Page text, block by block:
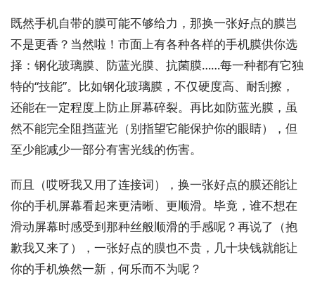
既然手机自带的膜可能不够给力，那换一张好点的膜岂
不是更香？当然啦！市面上有各种各样的手机膜供你选
择：钢化玻璃膜、防蓝光膜、抗菌膜……每一种都有它独
特的“技能”。比如钢化玻璃膜，不仅硬度高、耐刮擦，
还能在一定程度上防止屏幕碎裂。再比如防蓝光膜，虽
然不能完全阻挡蓝光（别指望它能保护你的眼睛），但
至少能减少一部分有害光线的伤害。
而且（哎呀我又用了连接词），换一张好点的膜还能让
你的手机屏幕看起来更清晰、更顺滑。毕竟，谁不想在
滑动屏幕时感受到那种丝般顺滑的手感呢？再说了（抱
歉我又来了），一张好点的膜也不贵，几十块钱就能让
你的手机焕然一新，何乐而不为呢？